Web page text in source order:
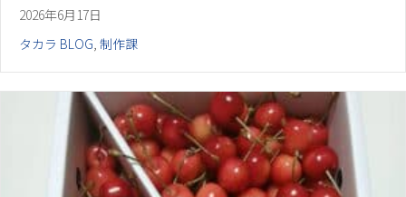
2026年6月17日
タカラ BLOG, 制作課